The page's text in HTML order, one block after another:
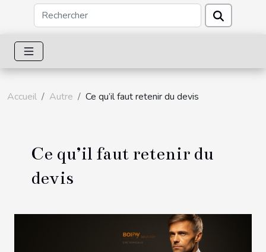
Accueil Autre Ce qu’il faut retenir du devis
Ce qu’il faut retenir du
devis